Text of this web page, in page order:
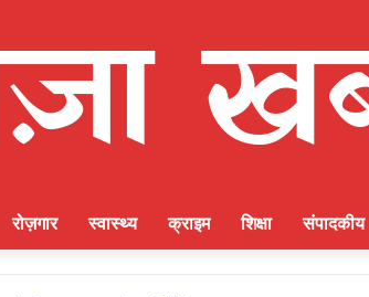
रोज़गार स्वास्थ्य क्राइम शिक्षा संपादकीय